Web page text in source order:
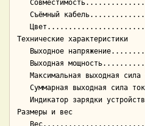
Технические характеристики
Размеры и вес